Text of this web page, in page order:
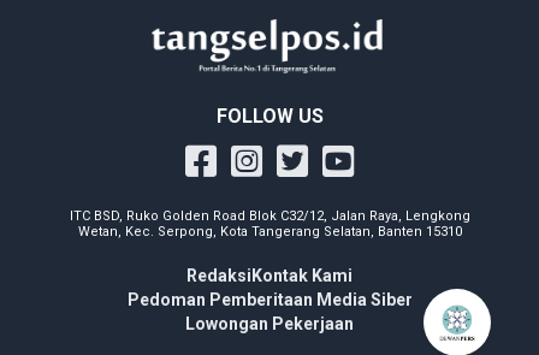
FOLLOW US
ITC BSD, Ruko Golden Road Blok C32/12, Jalan Raya, Lengkong
Wetan, Kec. Serpong, Kota Tangerang Selatan, Banten 15310
Redaksi Kontak Kami
Pedoman Pemberitaan Media Siber
Lowongan Pekerjaan